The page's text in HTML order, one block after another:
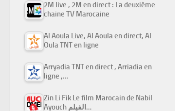
2M live , 2M en direct : La deuxième
chaine TV Marocaine
Al Aoula Live, Al Aoula en direct, Al
Oula TNT en ligne
Arryadia TNT en direct , Arriadia en
ligne ,…
Zin Li Fik Le film Marocain de Nabil
Ayouch الفيلم…